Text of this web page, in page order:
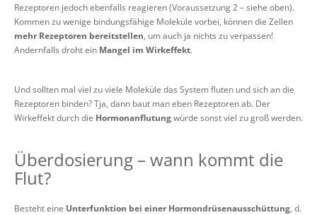
Rezeptoren jedoch ebenfalls reagieren (Voraussetzung 2 – siehe oben).
Kommen zu wenige bindungsfähige Moleküle vorbei, können die Zellen
mehr Rezeptoren bereitstellen, um auch ja nichts zu verpassen!
Andernfalls droht ein Mangel im Wirkeffekt.
Und sollten mal viel zu viele Moleküle das System fluten und sich an die
Rezeptoren binden? Tja, dann baut man eben Rezeptoren ab. Der
Wirkeffekt durch die Hormonanflutungwürde sonst viel zu groß werden.
Überdosierung – wann kommt die
Flut?
Besteht eine Unterfunktion bei einer Hormondrüsenausschüttung, d.